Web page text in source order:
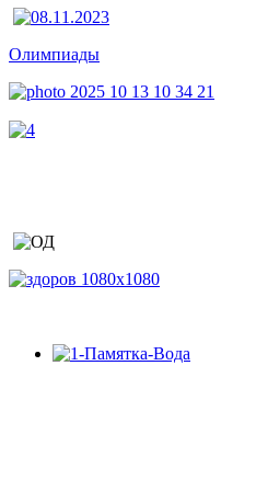
Олимпиады